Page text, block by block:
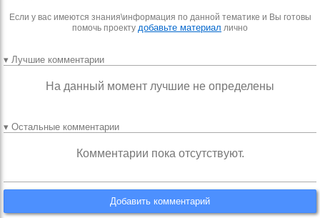
Если у вас имеются знания\информация по данной тематике и Вы готовы
помочь проекту добавьте материал лично
▾ Лучшие комментарии
На данный момент лучшие не определены
▾ Остальные комментарии
Комментарии пока отсутствуют.
Добавить комментарий